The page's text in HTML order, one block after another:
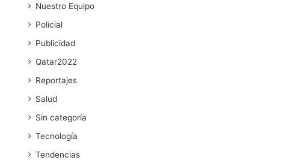
Nuestro Equipo
Policial
Publicidad
Qatar2022
Reportajes
Salud
Sin categoría
Tecnología
Tendencias